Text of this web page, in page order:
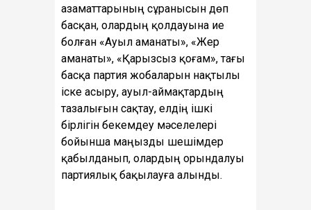
азаматтарының сұранысын дөп
басқан, олардың қолдауына ие
болған «Ауыл аманаты», «Жер
аманаты», «Қарызсыз қоғам», тағы
басқа партия жобаларын нақтылы
іске асыру, ауыл-аймақтардың
тазалығын сақтау, елдің ішкі
бірлігін бекемдеу мәселелері
бойынша маңызды шешімдер
қабылданып, олардың орындалуы
партиялық бақылауға алынды.